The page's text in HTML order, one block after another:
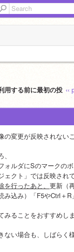
‹‹
用する前に最初の投
の変更が反映されない
ォルダにSのマークのボ
ェクト」では反映され
行ったあと、 更新（
み込み）「F5やCtrl＋R
みることをおすすめしま
ない場合も、しばらく